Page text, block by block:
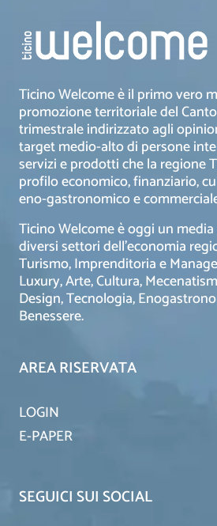
Ticino Welcome è il primo vero
promozione territoriale del
trimestrale indirizzato agli
target medio-alto di persone
servizi e prodotti che la regione
profilo economico, finanziario,
eno-gastronomico e
Ticino Welcome è oggi un
diversi settori dell’economia
Turismo, Imprenditoria e
Luxury, Arte, Cultura,
Design, Tecnologia,
Benessere.
AREA RISERVATA
LOGIN
E-PAPER
SEGUICI SUI SOCIAL